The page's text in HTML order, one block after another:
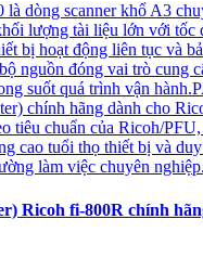
dòng scanner khổ A3
lượng tài liệu lớn với tốc
bị hoạt động liên tục và
nguồn đóng vai trò cung
suốt quá trình vận
chính hãng dành cho
tiêu chuẩn của Ricoh/
cao tuổi thọ thiết bị và
làm việc chuyên nghiệp.
Ricoh fi-800R chính